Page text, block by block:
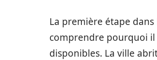
La première étape dans
comprendre pourquoi
disponibles. La ville